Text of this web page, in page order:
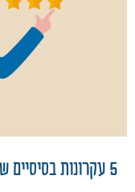
5 עקרונות בסיסיים שיעזרו לך להישאר בשוק ההון ולהרוויח